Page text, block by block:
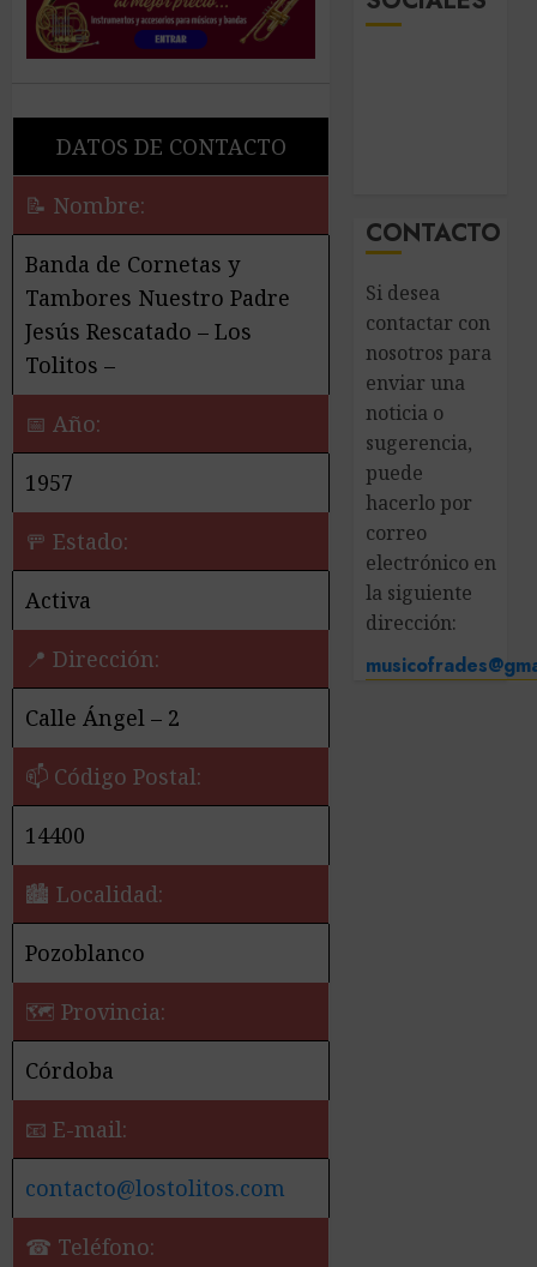
DATOS DE CONTACTO
📝 Nombre:
Banda de Cornetas y
Tambores Nuestro Padre
Jesús Rescatado – Los
Tolitos –
📅 Año:
1957
🚥 Estado:
Activa
📍 Dirección:
Calle Ángel – 2
📫 Código Postal:
14400
🏙️ Localidad:
Pozoblanco
🗺 Provincia:
Córdoba
📧 E-mail:
contacto@lostolitos.com
☎ Teléfono:
CONTACTO
Si desea
contactar con
nosotros para
enviar una
noticia o
sugerencia,
puede
hacerlo por
correo
electrónico en
la siguiente
dirección: